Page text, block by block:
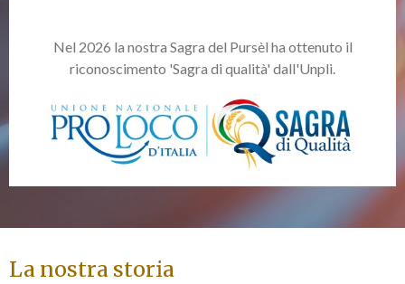
Nel 2026 la nostra Sagra del Pursèl ha ottenuto il
riconoscimento 'Sagra di qualità' dall'Unpli.
La nostra storia